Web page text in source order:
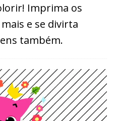
Imprima os
e se divirta
também.